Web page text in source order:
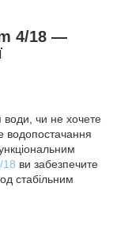
4/18 —
води, чи не хочете
водопостачання
18 ви забезпечите
стабільним